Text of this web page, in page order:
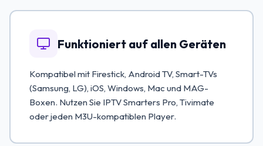
Funktioniert auf allen Geräten
Kompatibel mit Firestick, Android TV, Smart-TVs
(Samsung, LG), iOS, Windows, Mac und MAG-
Boxen. Nutzen Sie IPTV Smarters Pro, Tivimate
oder jeden M3U-kompatiblen Player.